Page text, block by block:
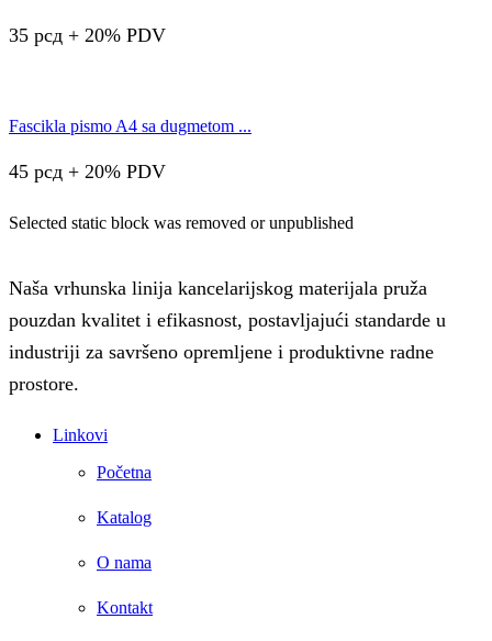
35 рсд + 20% PDV
Fascikla pismo A4 sa dugmetom ...
45 рсд + 20% PDV
Selected static block was removed or unpublished
Naša vrhunska linija kancelarijskog materijala pruža
pouzdan kvalitet i efikasnost, postavljajući standarde u
industriji za savršeno opremljene i produktivne radne
prostore.
Linkovi
Početna
Katalog
O nama
Kontakt